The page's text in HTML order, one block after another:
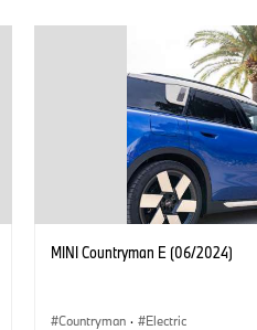
MINI Countryman E (06/2024)
Countryman · Electric